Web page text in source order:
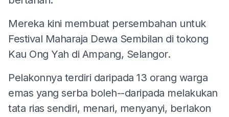
Mereka kini membuat persembahan untuk
Festival Maharaja Dewa Sembilan di tokong
Kau Ong Yah di Ampang, Selangor.
Pelakonnya terdiri daripada 13 orang warga
emas yang serba boleh--daripada melakukan
tata rias sendiri, menari, menyanyi, berlakon